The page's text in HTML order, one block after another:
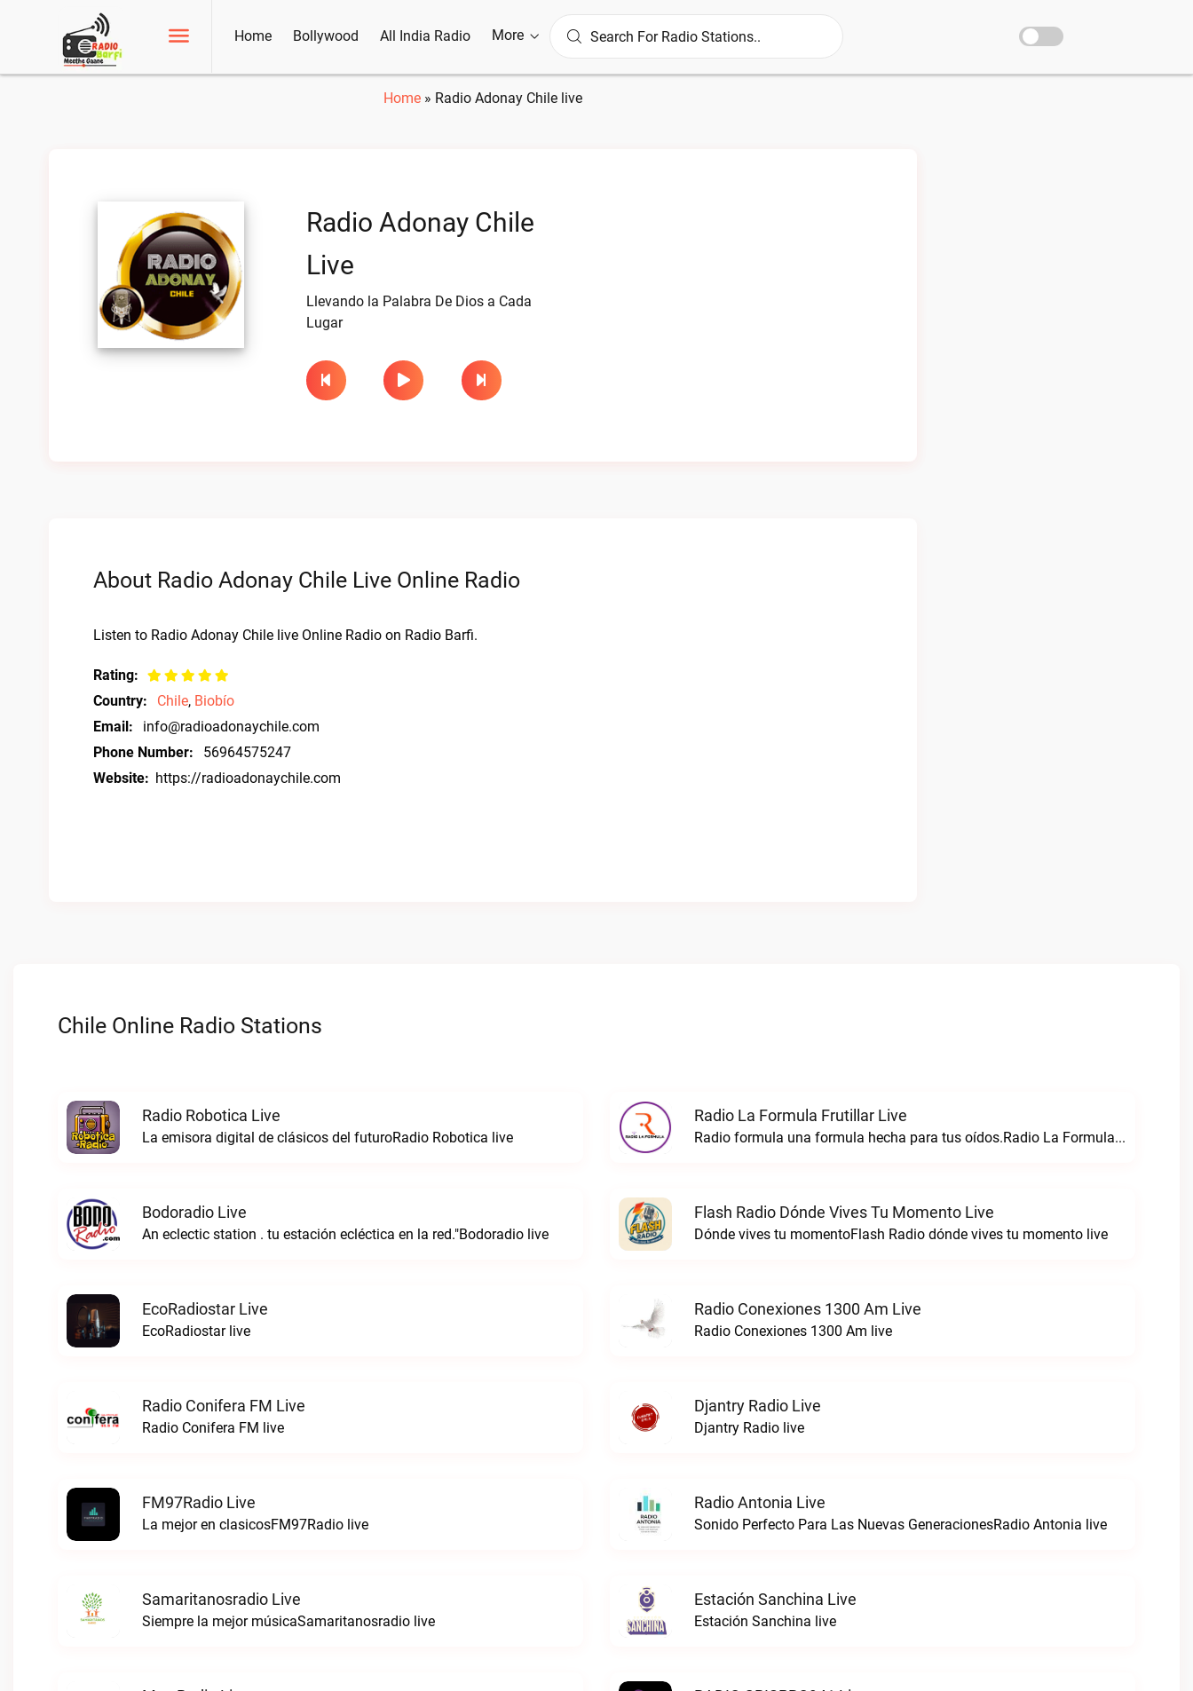
Home Bollywood All India Radio More
Home » Radio Adonay Chile live
Radio Adonay Chile
Live
Llevando la Palabra De Dios a Cada
Lugar
About Radio Adonay Chile Live Online Radio
Listen to Radio Adonay Chile live Online Radio on Radio Barfi.
Rating:
Country:
Chile, Biobío
Email:
info@radioadonaychile.com
Phone Number:
56964575247
Website: https://radioadonaychile.com
Chile Online Radio Stations
Radio Robotica Live
La emisora digital de clásicos del futuroRadio Robotica live
Radio La Formula Frutillar Live
Radio formula una formula hecha para tus oídos.Radio La Formula Frutillar live
Bodoradio Live
An eclectic station . tu estación ecléctica en la red."Bodoradio live
Flash Radio Dónde Vives Tu Momento Live
Dónde vives tu momentoFlash Radio dónde vives tu momento live
EcoRadiostar Live
EcoRadiostar live
Radio Conexiones 1300 Am Live
Radio Conexiones 1300 Am live
Radio Conifera FM Live
Radio Conifera FM live
Djantry Radio Live
Djantry Radio live
FM97Radio Live
La mejor en clasicosFM97Radio live
Radio Antonia Live
Sonido Perfecto Para Las Nuevas GeneracionesRadio Antonia live
Samaritanosradio Live
Siempre la mejor músicaSamaritanosradio live
Estación Sanchina Live
Estación Sanchina live